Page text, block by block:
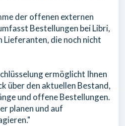
der offenen externen
Bestellungen bei Libri,
Lieferanten, die noch nicht
ermöglicht Ihnen
über den aktuellen Bestand,
und offene Bestellungen.
planen und auf